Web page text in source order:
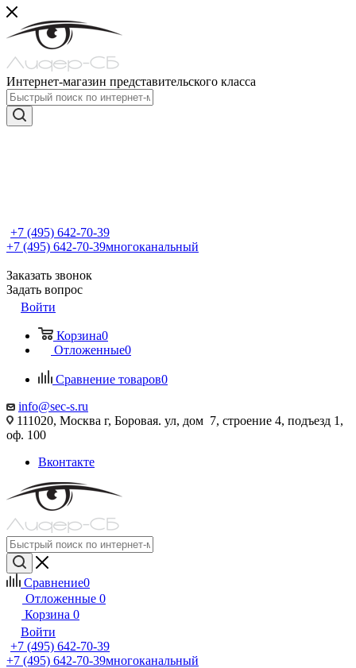
Интернет-магазин представительского класса
+7 (495) 642-70-39
+7 (495) 642-70-39многоканальный
Заказать звонок
Задать вопрос
Войти
Корзина0
Отложенные0
Сравнение товаров0
info@sec-s.ru
111020, Москва г, Боровая. ул, дом 7, строение 4, подъезд 1,
оф. 100
Вконтакте
Сравнение0
Отложенные 0
Корзина 0
Войти
+7 (495) 642-70-39
+7 (495) 642-70-39многоканальный